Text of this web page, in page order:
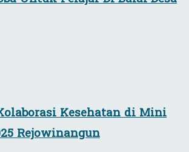
Kesehatan di Mini
Rejowinangun